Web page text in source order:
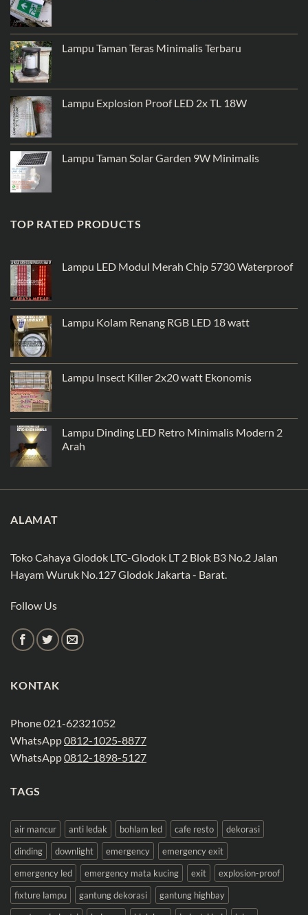
Lampu Taman Teras Minimalis Terbaru
Lampu Explosion Proof LED 2x TL 18W
Lampu Taman Solar Garden 9W Minimalis
TOP RATED PRODUCTS
Lampu LED Modul Merah Chip 5730 Waterproof
Lampu Kolam Renang RGB LED 18 watt
Lampu Insect Killer 2x20 watt Ekonomis
Lampu Dinding LED Retro Minimalis Modern 2
Arah
ALAMAT
Toko Cahaya Glodok LTC-Glodok LT 2 Blok B3 No.2 Jalan
Hayam Wuruk No.127 Glodok Jakarta - Barat.
Follow Us
KONTAK
Phone 021-62321052
WhatsApp0812-1025-8877
WhatsApp0812-1898-5127
TAGS
air mancur anti ledak bohlam led cafe resto
dekorasi
dinding
downlight emergency
emergency exit
emergency led
emergency mata kucing exit
explosion-proof
fixture lampu
gantung dekorasi
gantung highbay